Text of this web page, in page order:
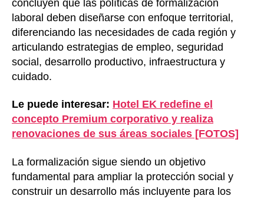
concluyen que las políticas de formalización
laboral deben diseñarse con enfoque territorial,
diferenciando las necesidades de cada región y
articulando estrategias de empleo, seguridad
social, desarrollo productivo, infraestructura y
cuidado.
Le puede interesar: Hotel EK redefine el
concepto Premium corporativo y realiza
renovaciones de sus áreas sociales [FOTOS]
La formalización sigue siendo un objetivo
fundamental para ampliar la protección social y
construir un desarrollo más incluyente para los